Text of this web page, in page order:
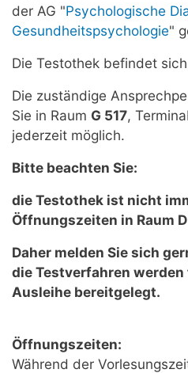
der AG "Psychologische
Gesundheitspsychologie"
Die Testothek befindet
Die zuständige
Sie in Raum G 517,
jederzeit möglich.
Bitte beachten Sie:
die Testothek ist nicht
Öffnungszeiten in Raum
Daher melden Sie sich
die Testverfahren werden
Ausleihe bereitgelegt.
Öffnungszeiten:
Während der